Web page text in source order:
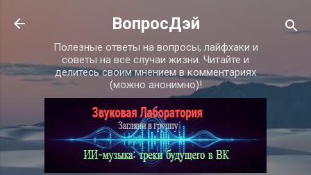
К основному контенту
ВопросДэй
Полезные ответы на вопросы, лайфхаки и
советы на все случаи жизни. Читайте и
делитесь своим мнением в комментариях
(можно анонимно)!